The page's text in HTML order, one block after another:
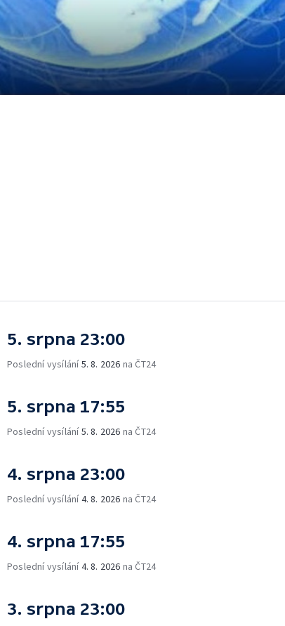
5. srpna 23:00
Poslední vysílání5. 8. 2026 na ČT24
5. srpna 17:55
Poslední vysílání5. 8. 2026 na ČT24
4. srpna 23:00
Poslední vysílání4. 8. 2026 na ČT24
4. srpna 17:55
Poslední vysílání4. 8. 2026 na ČT24
3. srpna 23:00